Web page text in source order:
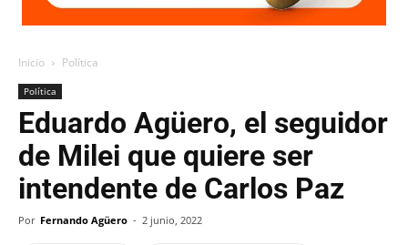
Inicio Política
Política
Eduardo Agüero, el seguidor
de Milei que quiere ser
intendente de Carlos Paz
Por Fernando Agüero - 2 junio, 2022